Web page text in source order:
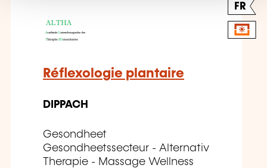
FR
Réflexologie plantaire
DIPPACH
Gesondheet
Gesondheetssecteur - Alternativ
Therapie - Massage Wellness